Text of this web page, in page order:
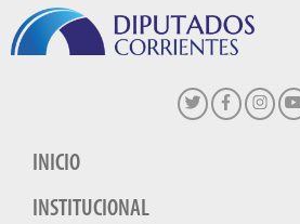
INICIO
INSTITUCIONAL